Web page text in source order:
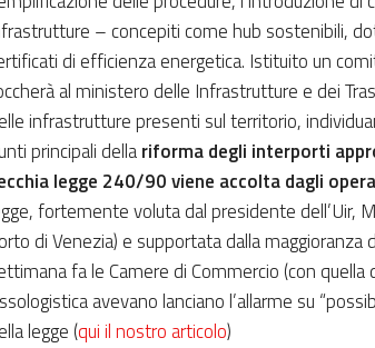
– concepiti come hub sostenibili,
di efficienza energetica. Istituito un
al ministero delle Infrastrutture e dei
infrastrutture presenti sul territorio,
principali dellariforma degli interporti
legge 240/90 viene accolta dagli
fortemente voluta dal presidente dell’Uir,
di Venezia) e supportata dalla maggioranza
fa le Camere di Commercio (con
avevano lanciano l’allarme su
legge (qui il nostro articolo)